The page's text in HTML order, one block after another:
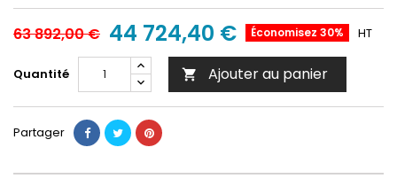
63 892,00 € 44 724,40 € Économisez 30% HT
Quantité  Ajouter au panier
Partager